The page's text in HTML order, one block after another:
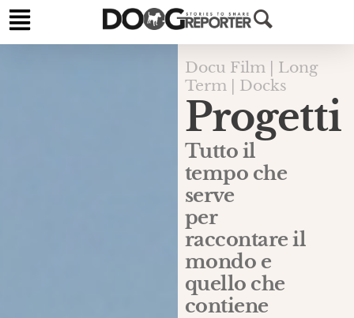
Docu Film | Long
Term | Docks
Progetti
Tutto il
tempo che
serve
per
raccontare il
mondo e
quello che
contiene